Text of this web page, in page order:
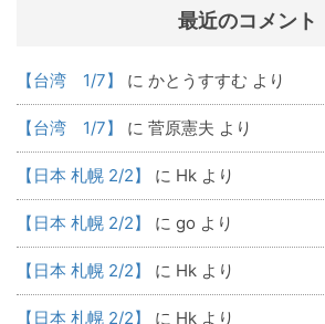
最近のコメント
【台湾 1/7】 に かとうすすむ より
【台湾 1/7】 に 菅原憲夫 より
【日本 札幌 2/2】 に Hk より
【日本 札幌 2/2】 に go より
【日本 札幌 2/2】 に Hk より
【日本 札幌 2/2】 に Hk より